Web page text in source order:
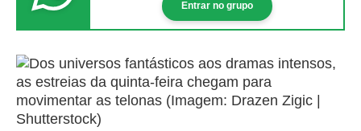
Entrar no grupo